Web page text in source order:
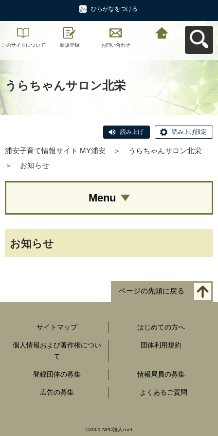
ひらがなをつける
このサイトについて 新規登録 お問い合わせ
うらちゃんサロン北栄
読み上げ 読み上げ設定
浦安子育て情報サイト MY浦安 ＞
うらちゃんサロン北栄
＞
お知らせ
お知らせ
Menu
ページの先頭に戻る
サイトマップ はじめての方へ
個人情報および著作権につい
て
団体利用規約
登録団体の募集 情報局員の募集
広告の募集 よくあるご質問
©2001 NPO法人 i-net